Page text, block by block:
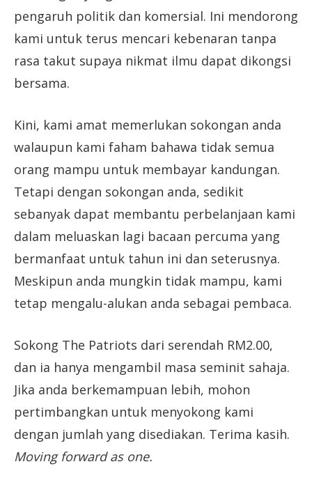
pengaruh politik dan komersial. Ini mendorong
kami untuk terus mencari kebenaran tanpa
rasa takut supaya nikmat ilmu dapat dikongsi
bersama.
Kini, kami amat memerlukan sokongan anda
walaupun kami faham bahawa tidak semua
orang mampu untuk membayar kandungan.
Tetapi dengan sokongan anda, sedikit
sebanyak dapat membantu perbelanjaan kami
dalam meluaskan lagi bacaan percuma yang
bermanfaat untuk tahun ini dan seterusnya.
Meskipun anda mungkin tidak mampu, kami
tetap mengalu-alukan anda sebagai pembaca.
Sokong The Patriots dari serendah RM2.00,
dan ia hanya mengambil masa seminit sahaja.
Jika anda berkemampuan lebih, mohon
pertimbangkan untuk menyokong kami
dengan jumlah yang disediakan. Terima kasih.
Moving forward as one.